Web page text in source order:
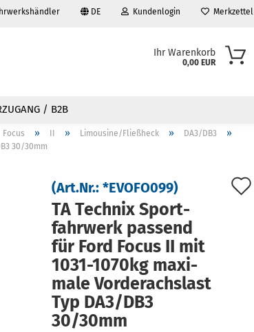
DE Kundenlogin
vergessen?
Merkzettel
Ihr Warenkorb
0,00 EUR
/ B2B
Focus » » Limousine/Fließheck » DA3/DB3 »
30/30mm
(Art.Nr.: *EVOFO099)
TA Tech­nix Sport­
fahr­werk pas­send
für Ford Focus II mit
1031-​1070kg ma­xi­
ma­le Vor­der­achs­last
Typ DA3/DB3
30/30mm